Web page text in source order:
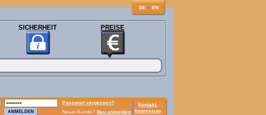
DE ♦ EN
SICHERHEIT PREISE
Passwort vergessen?
Kontakt,
Impressum
Neuer Kunde? Neu anmelden